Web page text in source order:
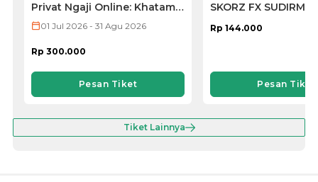
Privat Ngaji Online: Khatam
Lebih Mudah dan Cepat
01 Jul 2026 - 31 Agu 2026
Rp 300.000
Pesan Tiket
SKORZ FX
Rp 144.000
Pesan Tiket
Tiket Lainnya